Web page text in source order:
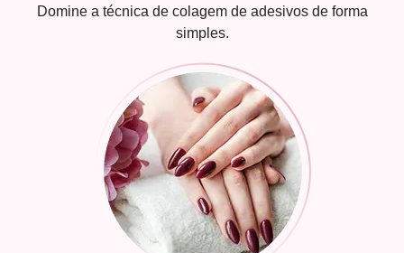
Domine a técnica de colagem de adesivos de forma
simples.